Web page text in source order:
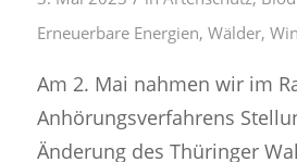
Erneuerbare Energien, Wälder,
Am 2. Mai nahmen wir im
Anhörungsverfahrens
Änderung des Thüringer